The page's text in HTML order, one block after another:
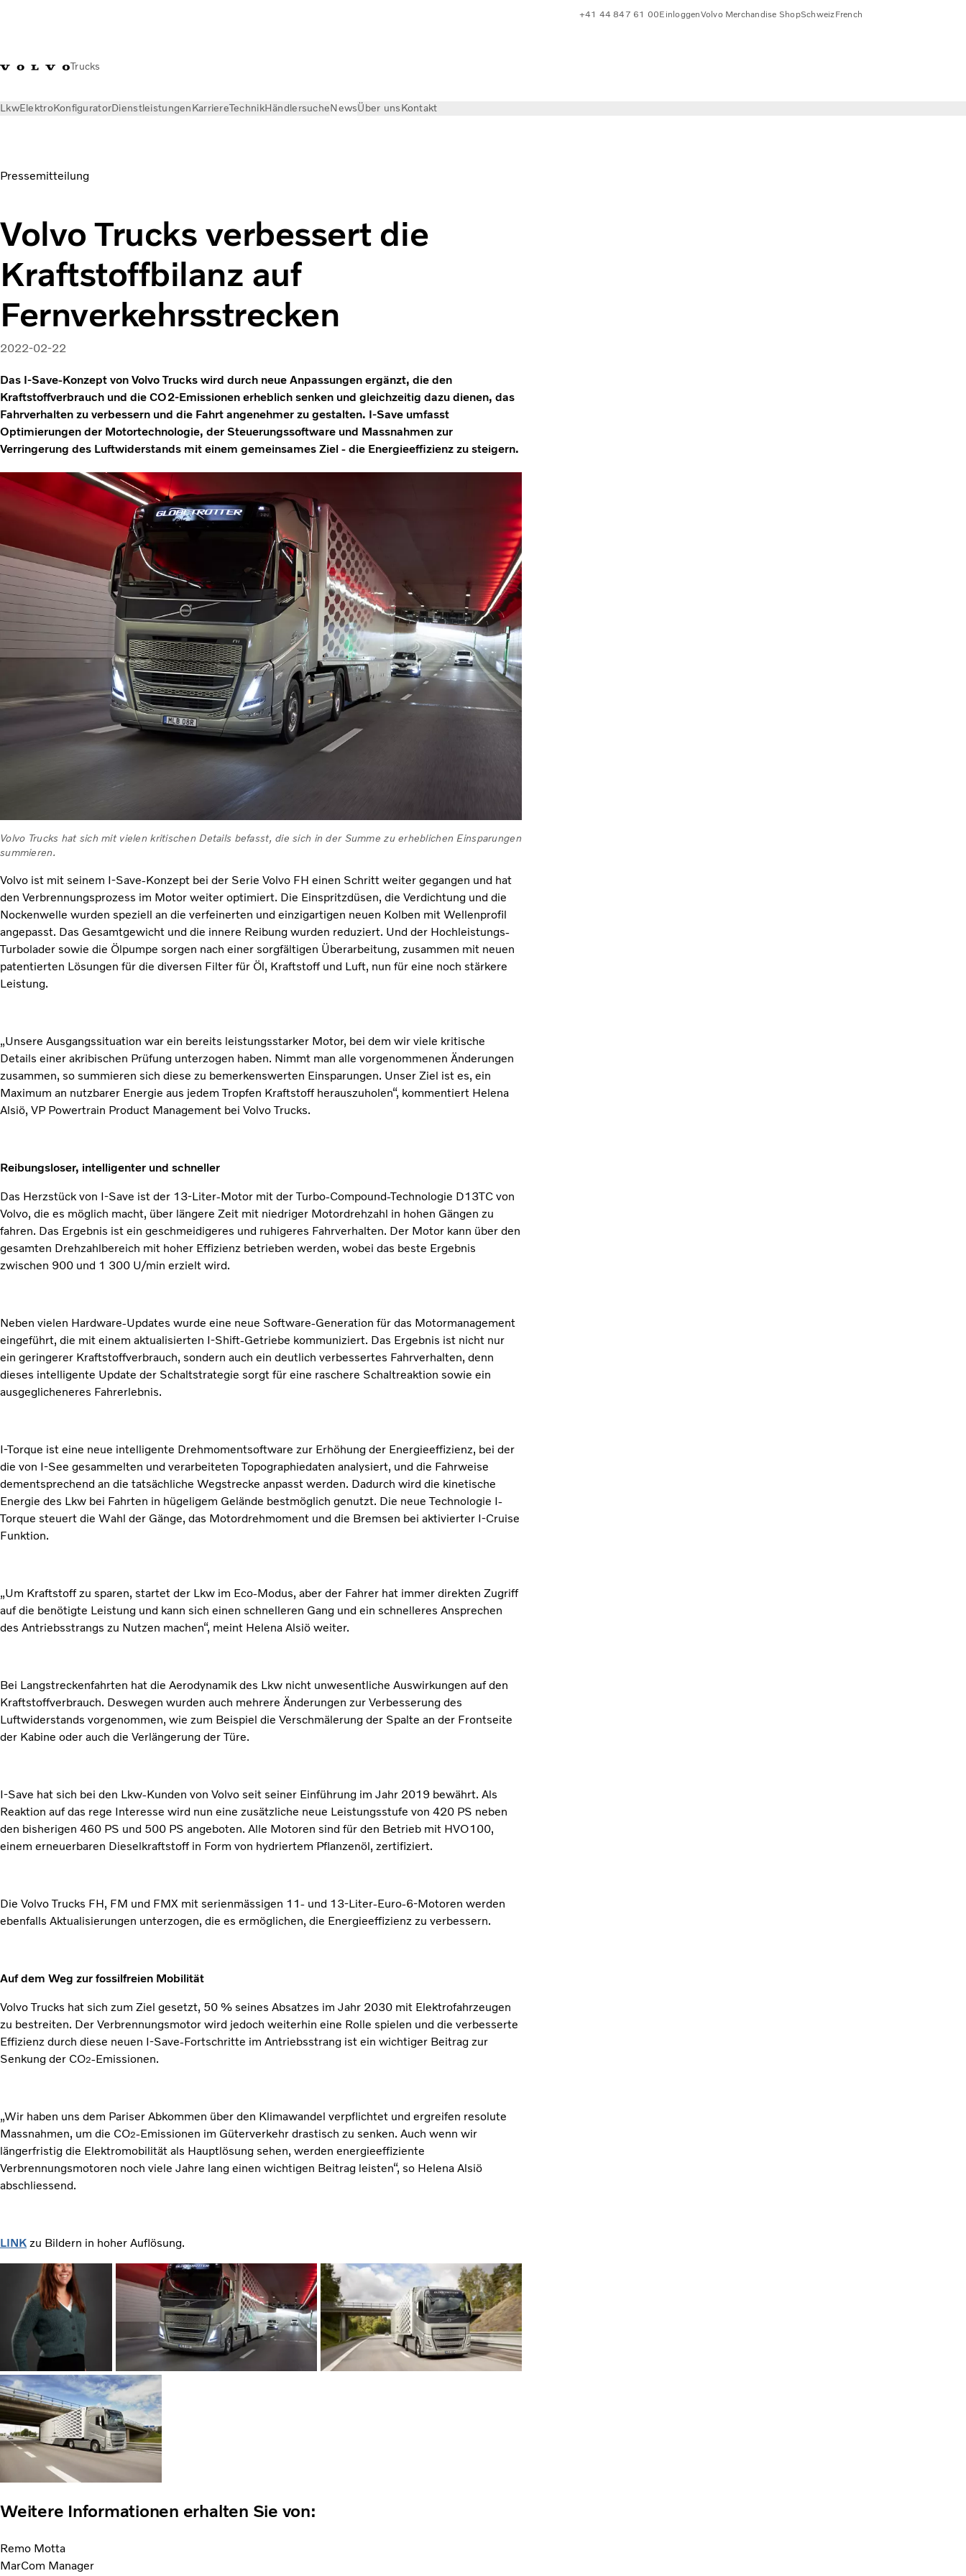
Trucks
+41 44 847 61 00EinloggenVolvo Merchandise ShopSchweizFrench
LkwElektroKonfiguratorDienstleistungenKarriereTechnikHändlersucheNewsÜber unsKontakt
Pressemitteilung
Volvo Trucks verbessert die
Kraftstoffbilanz auf
Fernverkehrsstrecken
2022-02-22
Das I-Save-Konzept von Volvo Trucks wird durch neue Anpassungen ergänzt, die den
Kraftstoffverbrauch und die CO2-Emissionen erheblich senken und gleichzeitig dazu dienen, das
Fahrverhalten zu verbessern und die Fahrt angenehmer zu gestalten. I-Save umfasst
Optimierungen der Motortechnologie, der Steuerungssoftware und Massnahmen zur
Verringerung des Luftwiderstands mit einem gemeinsames Ziel - die Energieeffizienz zu steigern.
Volvo Trucks hat sich mit vielen kritischen Details befasst, die sich in der Summe zu erheblichen Einsparungen
summieren.
Volvo ist mit seinem I-Save-Konzept bei der Serie Volvo FH einen Schritt weiter gegangen und hat
den Verbrennungsprozess im Motor weiter optimiert. Die Einspritzdüsen, die Verdichtung und die
Nockenwelle wurden speziell an die verfeinerten und einzigartigen neuen Kolben mit Wellenprofil
angepasst. Das Gesamtgewicht und die innere Reibung wurden reduziert. Und der Hochleistungs-
Turbolader sowie die Ölpumpe sorgen nach einer sorgfältigen Überarbeitung, zusammen mit neuen
patentierten Lösungen für die diversen Filter für Öl, Kraftstoff und Luft, nun für eine noch stärkere
Leistung.
„Unsere Ausgangssituation war ein bereits leistungsstarker Motor, bei dem wir viele kritische
Details einer akribischen Prüfung unterzogen haben. Nimmt man alle vorgenommenen Änderungen
zusammen, so summieren sich diese zu bemerkenswerten Einsparungen. Unser Ziel ist es, ein
Maximum an nutzbarer Energie aus jedem Tropfen Kraftstoff herauszuholen“, kommentiert Helena
Alsiö, VP Powertrain Product Management bei Volvo Trucks.
Reibungsloser, intelligenter und schneller
Das Herzstück von I-Save ist der 13-Liter-Motor mit der Turbo-Compound-Technologie D13TC von
Volvo, die es möglich macht, über längere Zeit mit niedriger Motordrehzahl in hohen Gängen zu
fahren. Das Ergebnis ist ein geschmeidigeres und ruhigeres Fahrverhalten. Der Motor kann über den
gesamten Drehzahlbereich mit hoher Effizienz betrieben werden, wobei das beste Ergebnis
zwischen 900 und 1 300 U/min erzielt wird.
Neben vielen Hardware-Updates wurde eine neue Software-Generation für das Motormanagement
eingeführt, die mit einem aktualisierten I-Shift-Getriebe kommuniziert. Das Ergebnis ist nicht nur
ein geringerer Kraftstoffverbrauch, sondern auch ein deutlich verbessertes Fahrverhalten, denn
dieses intelligente Update der Schaltstrategie sorgt für eine raschere Schaltreaktion sowie ein
ausgeglicheneres Fahrerlebnis.
I-Torque ist eine neue intelligente Drehmomentsoftware zur Erhöhung der Energieeffizienz, bei der
die von I-See gesammelten und verarbeiteten Topographiedaten analysiert, und die Fahrweise
dementsprechend an die tatsächliche Wegstrecke anpasst werden. Dadurch wird die kinetische
Energie des Lkw bei Fahrten in hügeligem Gelände bestmöglich genutzt. Die neue Technologie I-
Torque steuert die Wahl der Gänge, das Motordrehmoment und die Bremsen bei aktivierter I-Cruise
Funktion.
„Um Kraftstoff zu sparen, startet der Lkw im Eco-Modus, aber der Fahrer hat immer direkten Zugriff
auf die benötigte Leistung und kann sich einen schnelleren Gang und ein schnelleres Ansprechen
des Antriebsstrangs zu Nutzen machen“, meint Helena Alsiö weiter.
Bei Langstreckenfahrten hat die Aerodynamik des Lkw nicht unwesentliche Auswirkungen auf den
Kraftstoffverbrauch. Deswegen wurden auch mehrere Änderungen zur Verbesserung des
Luftwiderstands vorgenommen, wie zum Beispiel die Verschmälerung der Spalte an der Frontseite
der Kabine oder auch die Verlängerung der Türe.
I-Save hat sich bei den Lkw-Kunden von Volvo seit seiner Einführung im Jahr 2019 bewährt. Als
Reaktion auf das rege Interesse wird nun eine zusätzliche neue Leistungsstufe von 420 PS neben
den bisherigen 460 PS und 500 PS angeboten. Alle Motoren sind für den Betrieb mit HVO100,
einem erneuerbaren Dieselkraftstoff in Form von hydriertem Pflanzenöl, zertifiziert.
Die Volvo Trucks FH, FM und FMX mit serienmässigen 11- und 13-Liter-Euro-6-Motoren werden
ebenfalls Aktualisierungen unterzogen, die es ermöglichen, die Energieeffizienz zu verbessern.
Auf dem Weg zur fossilfreien Mobilität
Volvo Trucks hat sich zum Ziel gesetzt, 50 % seines Absatzes im Jahr 2030 mit Elektrofahrzeugen
zu bestreiten. Der Verbrennungsmotor wird jedoch weiterhin eine Rolle spielen und die verbesserte
Effizienz durch diese neuen I-Save-Fortschritte im Antriebsstrang ist ein wichtiger Beitrag zur
Senkung der CO2-Emissionen.
„Wir haben uns dem Pariser Abkommen über den Klimawandel verpflichtet und ergreifen resolute
Massnahmen, um die CO2-Emissionen im Güterverkehr drastisch zu senken. Auch wenn wir
längerfristig die Elektromobilität als Hauptlösung sehen, werden energieeffiziente
Verbrennungsmotoren noch viele Jahre lang einen wichtigen Beitrag leisten“, so Helena Alsiö
abschliessend.
LINK zu Bildern in hoher Auflösung.
Weitere Informationen erhalten Sie von:
Remo Motta
MarCom Manager